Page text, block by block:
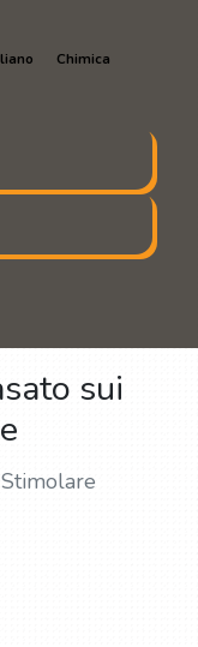
Chimica
sui